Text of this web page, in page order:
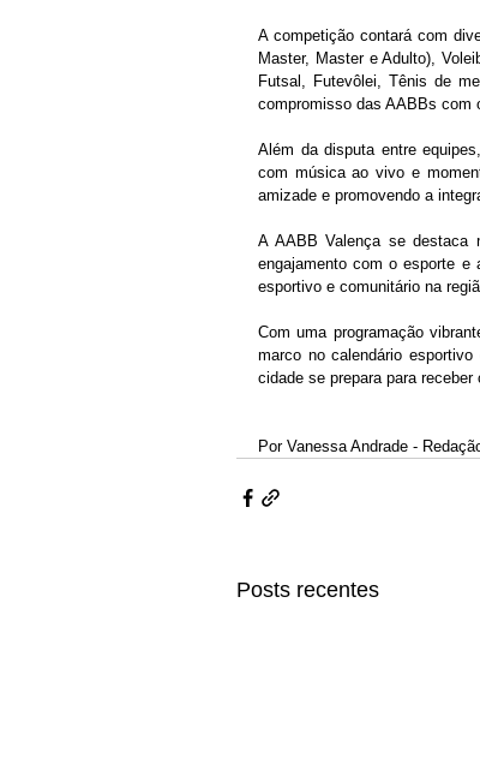
A competição contará com
Master, Master e Adulto),
Futsal, Futevôlei, Tênis de
compromisso das AABBs com
Além da disputa entre
com música ao vivo e
amizade e promovendo a
A AABB Valença se destaca
engajamento com o esporte e
esportivo e comunitário na
Com uma programação
marco no calendário
cidade se prepara para
Por Vanessa Andrade -
Posts recentes